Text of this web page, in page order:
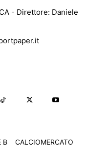
- Direttore: Daniele
B CALCIOMERCATO